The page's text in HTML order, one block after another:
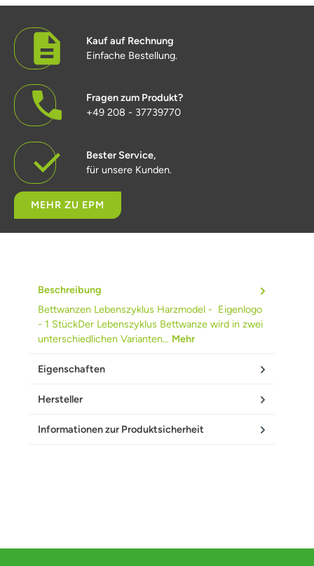
Kauf auf Rechnung
Einfache Bestellung.
Fragen zum Produkt?
+49 208 - 37739770
Bester Service,
für unsere Kunden.
MEHR ZU EPM
Beschreibung
Bettwanzen Lebenszyklus Harzmodel - Eigenlogo
- 1 StückDer Lebenszyklus Bettwanze wird in zwei
unterschiedlichen Varianten… Mehr
Eigenschaften
Hersteller
Informationen zur Produktsicherheit